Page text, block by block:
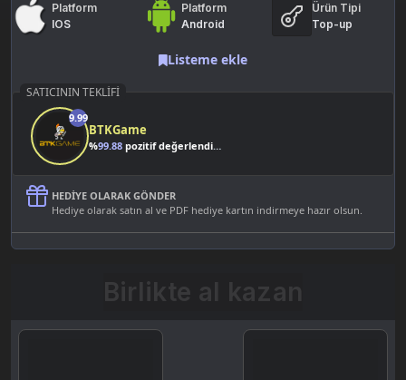
Platform
IOS
Platform
Android
Ürün Tipi
Top-up
Listeme ekle
SATICININ TEKLIFI
9.99
BTKGame
%99.88 pozitif değerlendirme
HEDIYE OLARAK GÖNDER
Hediye olarak satın al ve PDF hediye kartın indirmeye hazır olsun.